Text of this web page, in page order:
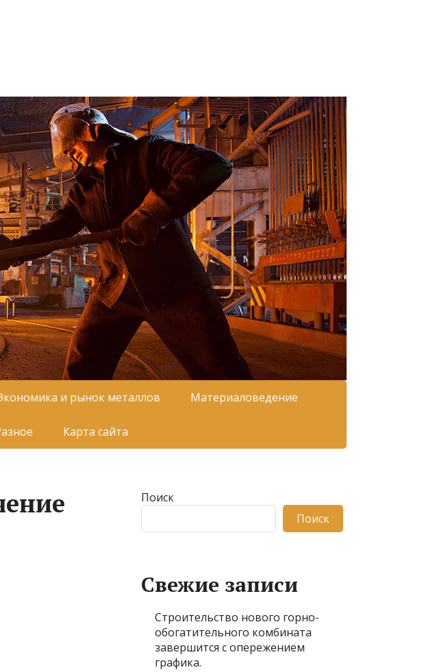
и рынок металлов Материаловедение
Карта сайта
Поиск
Поиск
Свежие записи
Строительство нового горно-
обогатительного комбината
завершится с опережением
графика.